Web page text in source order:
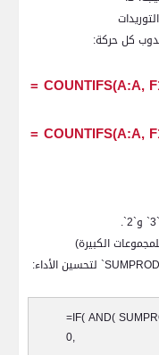
كل حركة:
= COUNTIFS(A:A,
= COUNTIFS(A:A,
الكبيرة)
` لتحسين الأداء:
=IF( AND(
0,